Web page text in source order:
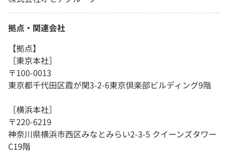
拠点・関連会社
【拠点】
［東京本社］
〒100-0013
東京都千代田区霞が関3-2-6東京倶楽部ビルディング9階
［横浜本社］
〒220-6219
神奈川県横浜市西区みなとみらい2-3-5 クイーンズタワー
C19階